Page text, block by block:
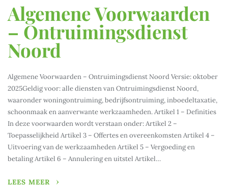
Algemene Voorwaarden
– Ontruimingsdienst
Noord
Algemene Voorwaarden – Ontruimingsdienst Noord Versie: oktober
2025Geldig voor: alle diensten van Ontruimingsdienst Noord,
waaronder woningontruiming, bedrijfsontruiming, inboedeltaxatie,
schoonmaak en aanverwante werkzaamheden. Artikel 1 – Definities
In deze voorwaarden wordt verstaan onder: Artikel 2 –
Toepasselijkheid Artikel 3 – Offertes en overeenkomsten Artikel 4 –
Uitvoering van de werkzaamheden Artikel 5 – Vergoeding en
betaling Artikel 6 – Annulering en uitstel Artikel…
LEES MEER